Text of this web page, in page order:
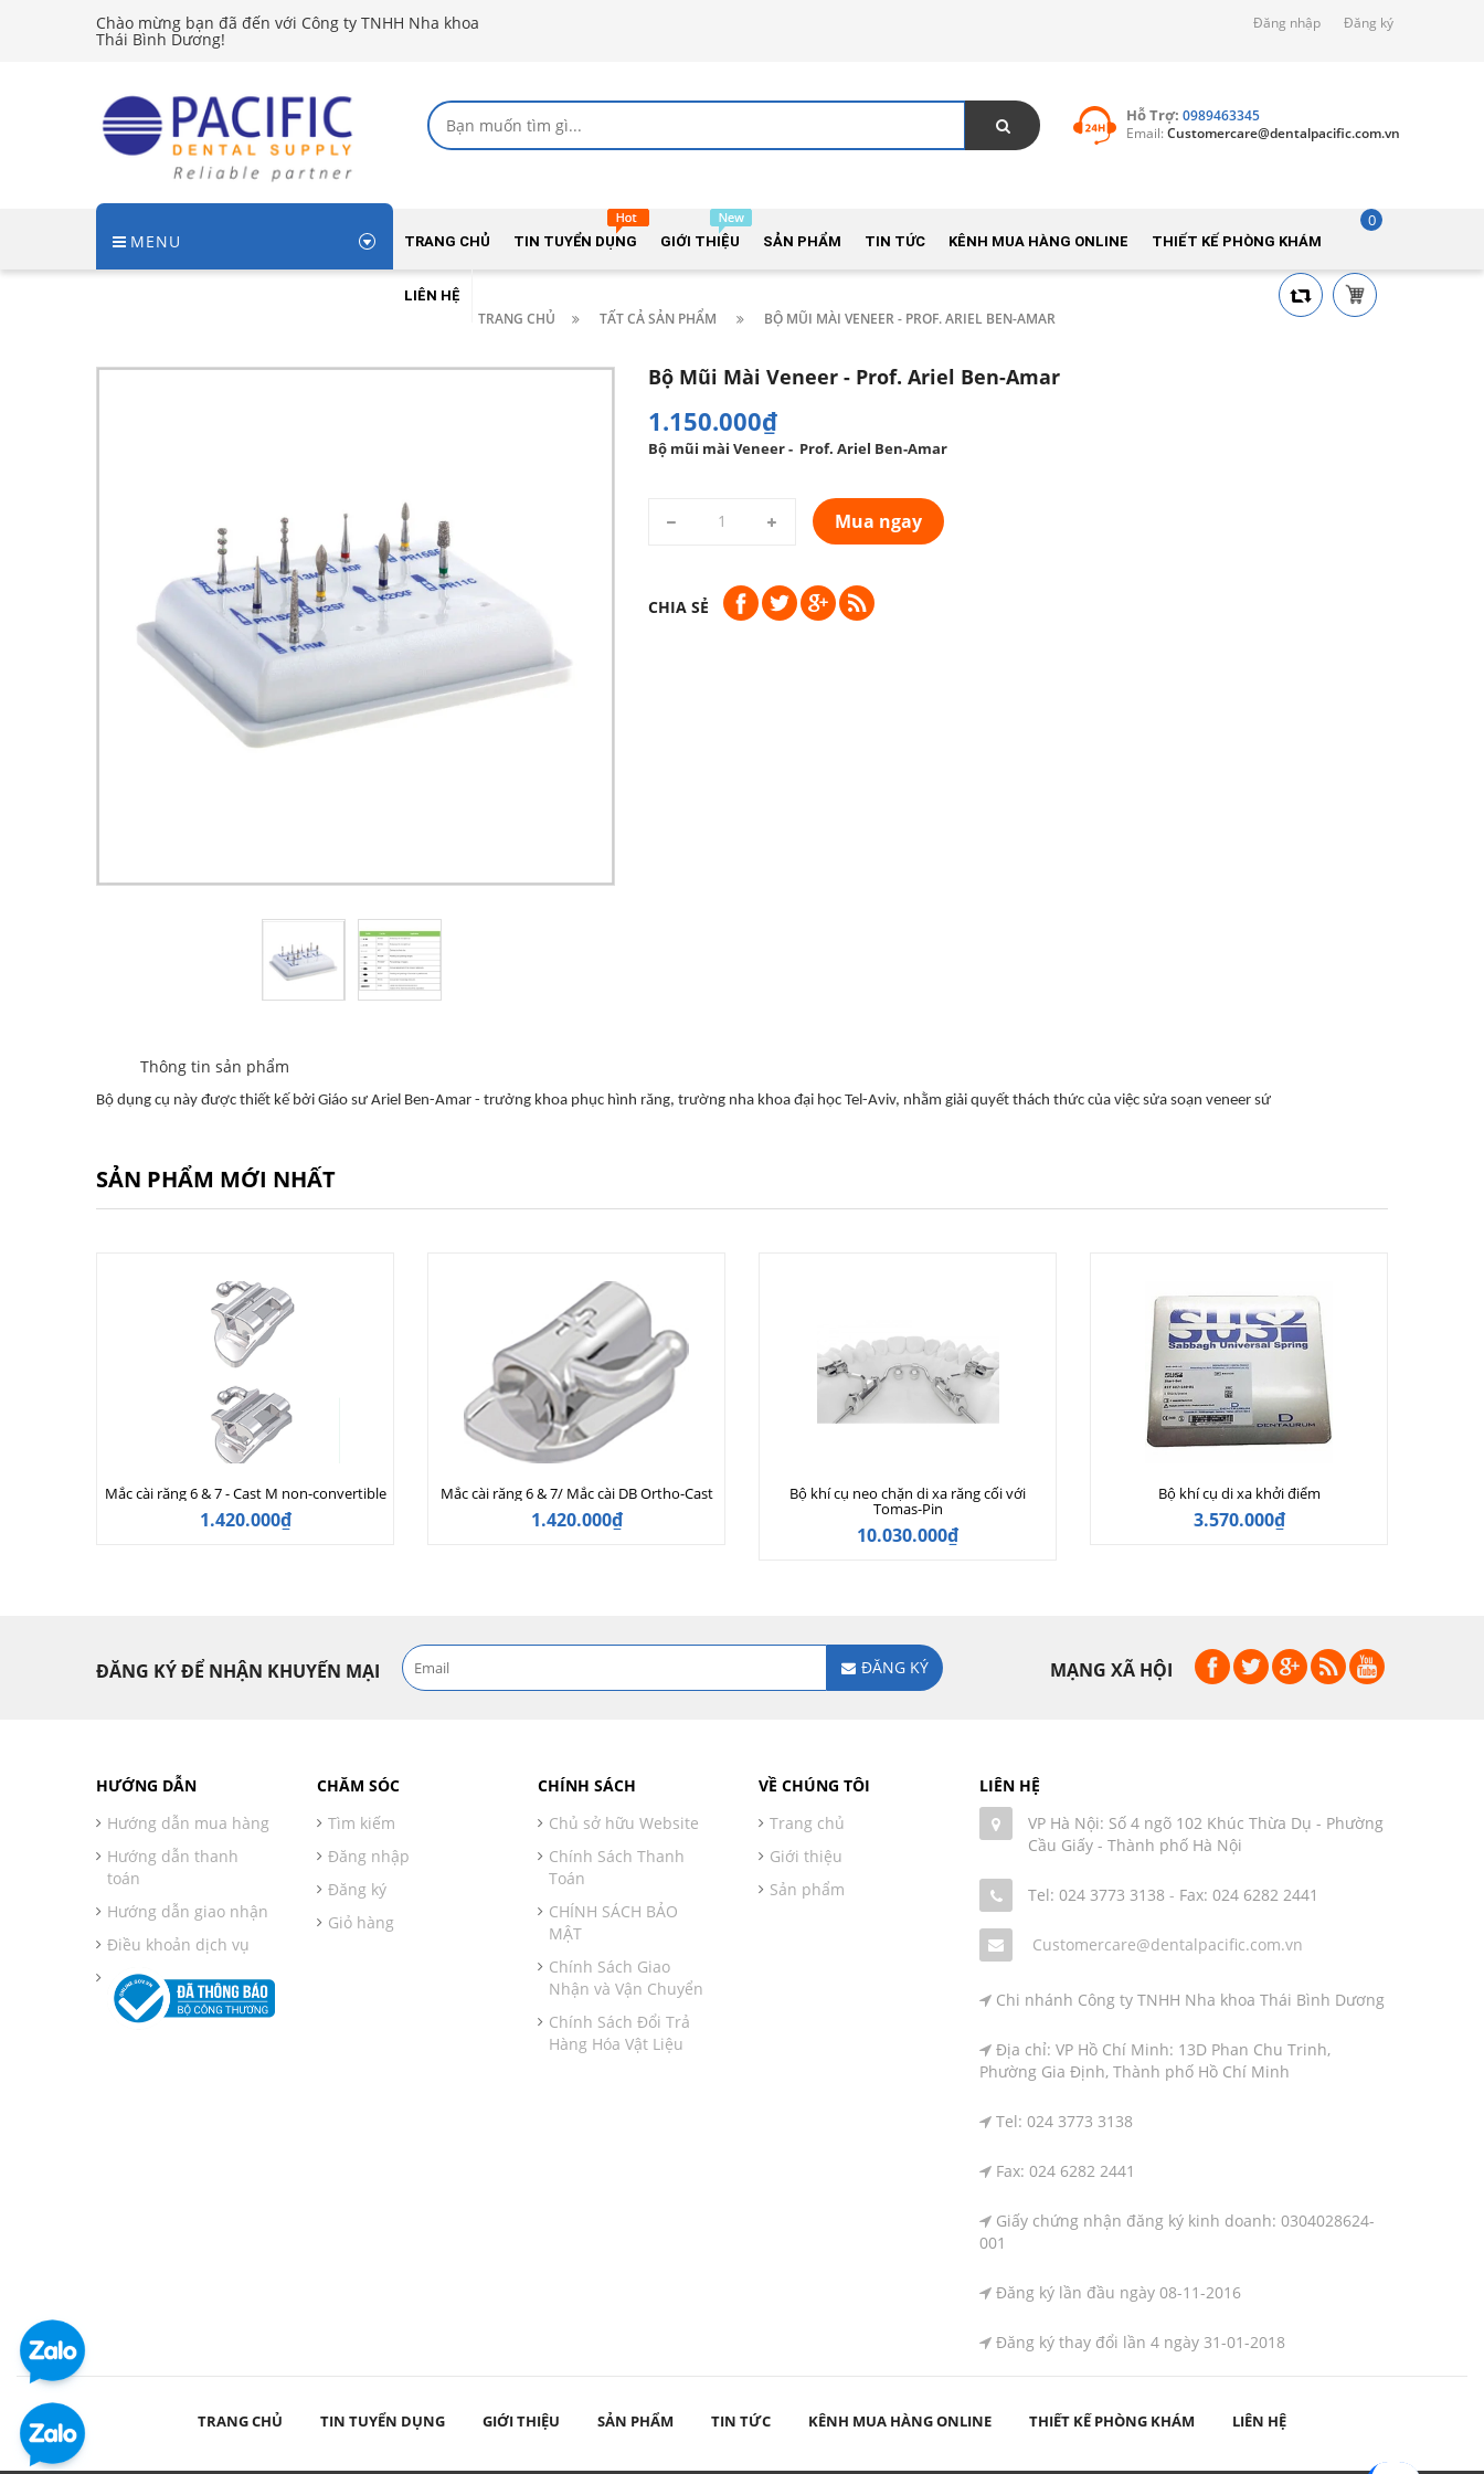
Chào mừng bạn đã đến với Công ty TNHH Nha khoa
Thái Bình Dương!
Đăng nhập Đăng ký
Hỗ Trợ: 0989463345
Email: Customercare@dentalpacific.com.vn
MENU TRANG CHỦ TIN TUYỂN DỤNG GIỚI THIỆU SẢN PHẨM TIN TỨC KÊNH MUA HÀNG ONLINE THIẾT KẾ PHÒNG KHÁM
LIÊN HỆ
0
TRANG CHỦ TẤT CẢ SẢN PHẨM BỘ MŨI MÀI VENEER - PROF. ARIEL BEN-AMAR
Bộ Mũi Mài Veneer - Prof. Ariel Ben-Amar
1.150.000₫
Bộ mũi mài Veneer - Prof. Ariel Ben-Amar
Mua ngay
CHIA SẺ
Thông tin sản phẩm
Bộ dụng cụ này được thiết kế bởi Giáo sư Ariel Ben-Amar - trưởng khoa phục hình răng, trường nha khoa đại học Tel-Aviv, nhằm giải quyết thách thức của việc sửa soạn veneer sứ
SẢN PHẨM MỚI NHẤT
Mắc cài răng 6 & 7 - Cast M non-convertible
1.420.000₫
Mắc cài răng 6 & 7/ Mắc cài DB Ortho-Cast
1.420.000₫
Bộ khí cụ neo chặn di xa răng cối với
Tomas-Pin
10.030.000₫
Bộ khí cụ di xa khởi điểm
3.570.000₫
ĐĂNG KÝ ĐỂ NHẬN KHUYẾN MẠI ĐĂNG KÝ MẠNG XÃ HỘI
HƯỚNG DẪN
Hướng dẫn mua hàng
Hướng dẫn thanh
toán
Hướng dẫn giao nhận
Điều khoản dịch vụ
CHĂM SÓC
Tìm kiếm
Đăng nhập
Đăng ký
Giỏ hàng
CHÍNH SÁCH
Chủ sở hữu Website
Chính Sách Thanh
Toán
CHÍNH SÁCH BẢO
MẬT
Chính Sách Giao
Nhận và Vận Chuyển
Chính Sách Đổi Trả
Hàng Hóa Vật Liệu
VỀ CHÚNG TÔI
Trang chủ
Giới thiệu
Sản phẩm
LIÊN HỆ
VP Hà Nội: Số 4 ngõ 102 Khúc Thừa Dụ - Phường
Cầu Giấy - Thành phố Hà Nội
Tel: 024 3773 3138 - Fax: 024 6282 2441
Customercare@dentalpacific.com.vn
Chi nhánh Công ty TNHH Nha khoa Thái Bình Dương
Địa chỉ: VP Hồ Chí Minh: 13D Phan Chu Trinh,
Phường Gia Định, Thành phố Hồ Chí Minh
Tel: 024 3773 3138
Fax: 024 6282 2441
Giấy chứng nhận đăng ký kinh doanh: 0304028624-
001
Đăng ký lần đầu ngày 08-11-2016
Đăng ký thay đổi lần 4 ngày 31-01-2018
TRANG CHỦ TIN TUYỂN DỤNG GIỚI THIỆU SẢN PHẨM TIN TỨC KÊNH MUA HÀNG ONLINE THIẾT KẾ PHÒNG KHÁM LIÊN HỆ